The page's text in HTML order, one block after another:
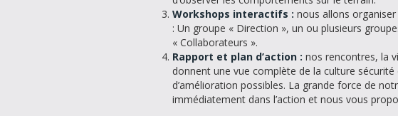
Workshops interactifs : nous allons
: Un groupe « Direction », un ou plusieurs
« Collaborateurs ».
Rapport et plan d’action : nos rencontres, la
donnent une vue complète de la culture
d’amélioration possibles. La grande force de
immédiatement dans l’action et nous vous